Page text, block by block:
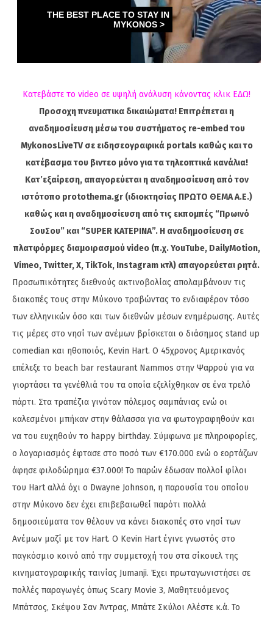
Κατεβάστε το video σε υψηλή ανάλυση κάνοντας κλικ ΕΔΩ!
Προσοχη πνευματικα δικαιώματα! Επιτρέπεται η
αναδημοσίευση μέσω του συστήματος re-embed του
MykonosLiveTV σε ειδησεογραφικά portals καθώς και το
κατέβασμα του βιντεο μόνο για τα τηλεοπτικά κανάλια!
Κατ’εξαίρεση, απαγορεύεται η αναδημοσίευση από τον
ιστότοπο protothema.gr (ιδιοκτησίας ΠΡΩΤΟ ΘΕΜΑ A.E.)
καθώς και η αναδημοσίευση από τις εκπομπές “Πρωινό
ΣουΣου” και “SUPER ΚΑΤΕΡΙΝΑ”. Η αναδημοσίευση σε
πλατφόρμες διαμοιρασμού video (π.χ. YouTube, DailyMotion,
Vimeo, Twitter, X, TikTok, Instagram κτλ) απαγορεύεται ρητά.
Προσωπικότητες διεθνούς ακτινοβολίας απολαμβάνουν τις
διακοπές τους στην Μύκονο τραβώντας το ενδιαφέρον τόσο
των ελληνικών όσο και των διεθνών μέσων ενημέρωσης. Αυτές
τις μέρες στο νησί των ανέμων βρίσκεται ο διάσημος stand up
comedian και ηθοποιός, Kevin Hart. Ο 45χρονος Αμερικανός
επέλεξε το beach bar restaurant Nammos στην Ψαρρού για να
γιορτάσει τα γενέθλιά του τα οποία εξελίχθηκαν σε ένα τρελό
πάρτι. Στα τραπέζια γινόταν πόλεμος σαμπάνιας ενώ οι
καλεσμένοι μπήκαν στην θάλασσα για να φωτογραφηθούν και
να του ευχηθούν το happy birthday. Σύμφωνα με πληροφορίες,
ο λογαριασμός έφτασε στο ποσό των €170.000 ενώ ο εορτάζων
άφησε φιλοδώρημα €37.000! Το παρών έδωσαν πολλοί φίλοι
του Hart αλλά όχι ο Dwayne Johnson, η παρουσία του οποίου
στην Μύκονο δεν έχει επιβεβαιωθεί παρότι πολλά
δημοσιεύματα τον θέλουν να κάνει διακοπές στο νησί των
Ανέμων μαζί με τον Hart. O Kevin Hart έγινε γνωστός στο
παγκόσμιο κοινό από την συμμετοχή του στα σίκουελ της
κινηματογραφικής ταινίας Jumanji. Έχει πρωταγωνιστήσει σε
πολλές παραγωγές όπως Scary Movie 3, Μαθητευόμενος
Μπάτσος, Σκέψου Σαν Άντρας, Μπάτε Σκύλοι Αλέστε κ.ά. Το